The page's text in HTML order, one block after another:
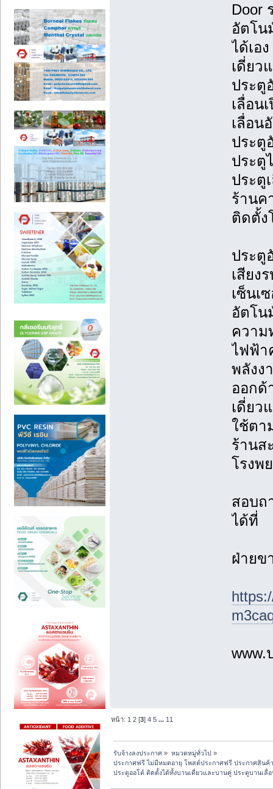
Door
อัตโน
ได้เอ
เดี่ยว
ประตู
เลื่อน
เลื่อน
ประตู
ประตู
ประตู
ร้านค
ติดตั้ง
ประตู
เสียง
เซ็นเ
อัตโน
ความ
ไฟฟ้า
พลังง
ออกด้
เดี่ยว
ใช้ตา
ร้านส
โรงพ
สอบถ
ได้ที่
ฝ่ายข
www.
หน้า: 1 2 [3]4 5 ... 11
รับจ้างลงประกาศ » หมวดหมู่ทั่วไป»
ประกาศฟรี ไม่มีหมดอายุ โพสต์ประกาศฟรี ประกาศสินค้
ประตูออโต้ ติดตั้งได้ทั้งบานเดี่ยวและบานคู่ ประตูบานเลื่